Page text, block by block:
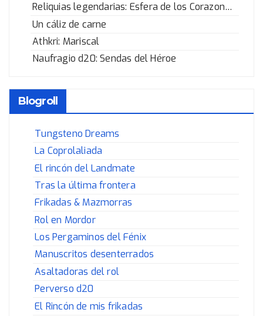
Reliquias legendarias: Esfera de los Corazones Rotos
Un cáliz de carne
Athkri: Mariscal
Naufragio d20: Sendas del Héroe
Blogroll
Tungsteno Dreams
La Coprolaliada
El rincón del Landmate
Tras la última frontera
Frikadas & Mazmorras
Rol en Mordor
Los Pergaminos del Fénix
Manuscritos desenterrados
Asaltadoras del rol
Perverso d20
El Rincón de mis frikadas